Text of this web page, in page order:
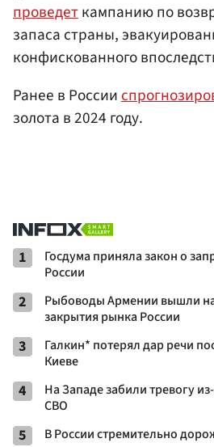
проведеткампанию по
запаса страны,
конфискованного
Ранее в России
золота в 2024 году.
1
Госдума приняла закон о
России
2
Рыбоводы Армении вышли
закрытия рынка России
3
Галкин* потерял дар речи
Киеве
4
На Западе забили тревогу
СВО
5 В России стремительно